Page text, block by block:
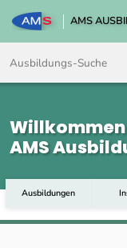
AMS
AMS
Ausbildungen